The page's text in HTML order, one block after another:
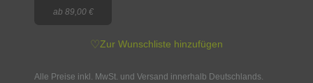
ab 89,00 €
♡Zur Wunschliste hinzufügen
Alle Preise inkl. MwSt. und Versand innerhalb Deutschlands.